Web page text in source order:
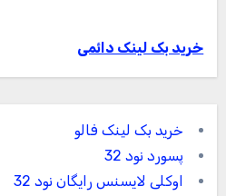
خرید بک لینک دائمی
خرید بک لینک فالو
پسورد نود 32
اوکلی لایسنس رایگان نود 32